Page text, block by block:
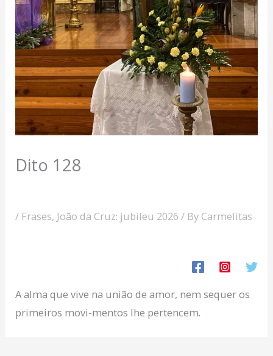
Dito 128
/ Frases, João da Cruz: jubileu 2026 / By Carmelitas
A alma que vive na união de amor, nem sequer os
primeiros movi-mentos lhe pertencem.